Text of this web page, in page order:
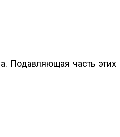
Подавляющая часть этих